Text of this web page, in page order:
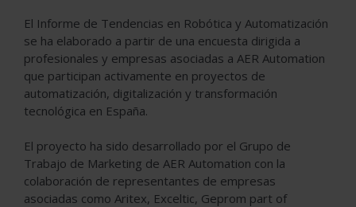
El Informe de Tendencias en Robótica y Automatización
se ha elaborado a partir de una encuesta dirigida a
profesionales y empresas asociadas a AER Automation
que participan activamente en proyectos de
automatización, digitalización y transformación
tecnológica en España.
El proyecto ha sido desarrollado por el Grupo de
Trabajo de Marketing de AER Automation con la
colaboración de representantes de empresas
asociadas como Aritex, Exceltic, Geprom part of